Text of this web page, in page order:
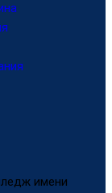
имени